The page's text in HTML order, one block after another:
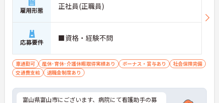
雇用形態 正社員(正職員)
応募要件 ■資格・経験不問
車通勤可 産休･育休･介護休暇取得実績あり ボーナス・賞与あり
社会保険完備
交通費支給
退職金制度あり
富山県富山市にございます、病院にて看護助手の募